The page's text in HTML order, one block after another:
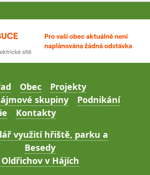
Obec
Projekty
skupiny
Podnikání
Kontakty
využití hřiště, parku a
Besedy
v Hájích